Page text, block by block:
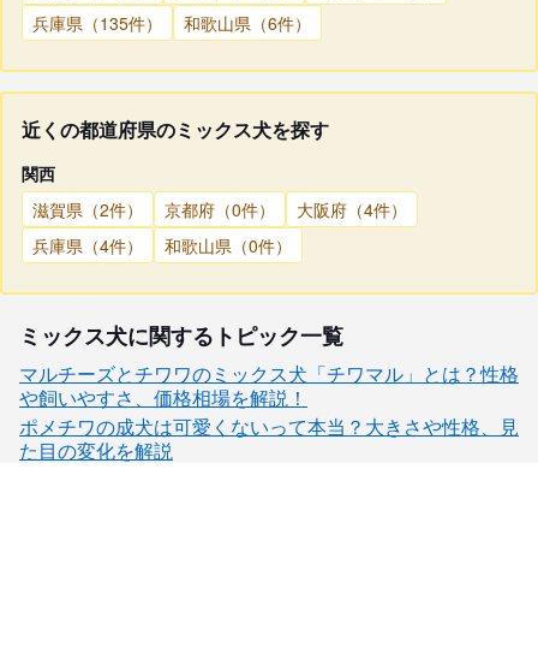
兵庫県（135件）
和歌山県（6件）
近くの都道府県のミックス犬を探す
関西
滋賀県（2件）
京都府（0件）
大阪府（4件）
兵庫県（4件）
和歌山県（0件）
ミックス犬に関するトピック一覧
マルチーズとチワワのミックス犬「チワマル」とは？性格
や飼いやすさ、価格相場を解説！
ポメチワの成犬は可愛くないって本当？大きさや性格、見
た目の変化を解説